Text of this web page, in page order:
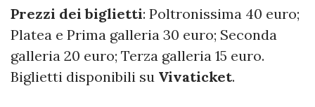
Prezzi dei biglietti: Poltronissima 40 euro;
Platea e Prima galleria 30 euro; Seconda
galleria 20 euro; Terza galleria 15 euro.
Biglietti disponibili su Vivaticket.